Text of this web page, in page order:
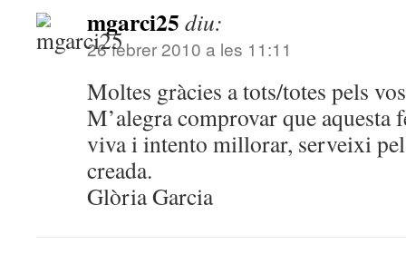
mgarci25 diu:
26 febrer 2010 a les 11:11
Moltes gràcies a tots/totes pels
M’alegra comprovar que aquesta
viva i intento millorar, serveixi
creada.
Glòria Garcia